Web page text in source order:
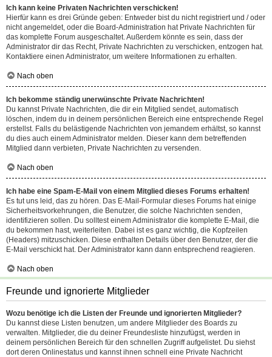
Ich kann keine Privaten Nachrichten verschicken!
Hierfür kann es drei Gründe geben: Entweder bist du nicht registriert und / oder
nicht angemeldet, oder die Board-Administration hat Private Nachrichten für
das komplette Forum ausgeschaltet. Außerdem könnte es sein, dass der
Administrator dir das Recht, Private Nachrichten zu verschicken, entzogen hat.
Kontaktiere einen Administrator, um weitere Informationen zu erhalten.
Nach oben
Ich bekomme ständig unerwünschte Private Nachrichten!
Du kannst Private Nachrichten, die dir ein Mitglied sendet, automatisch
löschen, indem du in deinem persönlichen Bereich eine entsprechende Regel
erstellst. Falls du belästigende Nachrichten von jemandem erhältst, so kannst
du dies auch einem Administrator melden. Dieser kann dem betreffenden
Mitglied dann verbieten, Private Nachrichten zu versenden.
Nach oben
Ich habe eine Spam-E-Mail von einem Mitglied dieses Forums erhalten!
Es tut uns leid, das zu hören. Das E-Mail-Formular dieses Forums hat einige
Sicherheitsvorkehrungen, die Benutzer, die solche Nachrichten senden,
identifizieren sollen. Du solltest einem Administrator die komplette E-Mail, die
du bekommen hast, weiterleiten. Dabei ist es ganz wichtig, die Kopfzeilen
(Headers) mitzuschicken. Diese enthalten Details über den Benutzer, der die
E-Mail verschickt hat. Der Administrator kann dann entsprechend reagieren.
Nach oben
Freunde und ignorierte Mitglieder
Wozu benötige ich die Listen der Freunde und ignorierten Mitglieder?
Du kannst diese Listen benutzen, um andere Mitglieder des Boards zu
verwalten. Mitglieder, die du deiner Freundesliste hinzufügst, werden in
deinem persönlichen Bereich für den schnellen Zugriff aufgelistet. Du siehst
dort deren Onlinestatus und kannst ihnen schnell eine Private Nachricht